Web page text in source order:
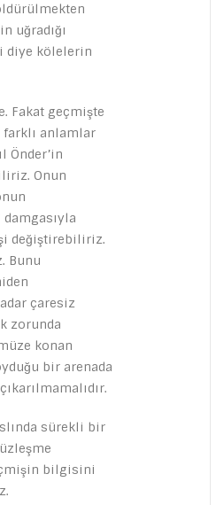
uğradığı
diye kölelerin
Fakat geçmişte
farklı anlamlar
Önder’in
Onun
değiştirebiliriz.
Bunu
çaresiz
zorunda
konan
bir arenada
sürekli bir
bilgisini